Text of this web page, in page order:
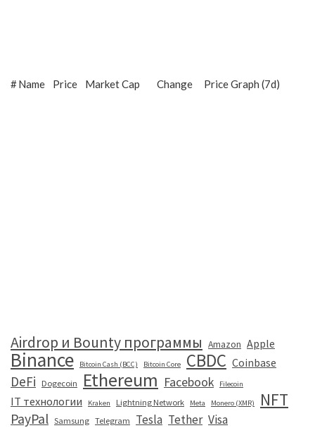
#Name Price Market Cap Change Price Graph (7d)
Airdrop и Bounty программы Amazon Apple
Binance Bitcoin Cash (BCC) Bitcoin Core CBDC Coinbase
DeFi Dogecoin Ethereum Facebook Filecoin
IT технологии Kraken Lightning Network Meta Monero (XMR) NFT
PayPal Samsung Telegram Tesla Tether Visa